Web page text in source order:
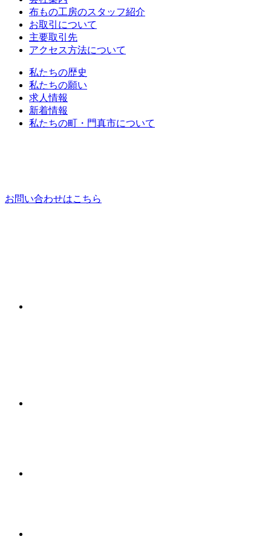
布もの工房のスタッフ紹介
お取引について
主要取引先
アクセス方法について
私たちの歴史
私たちの願い
求人情報
新着情報
私たちの町・門真市について
お問い合わせはこちら